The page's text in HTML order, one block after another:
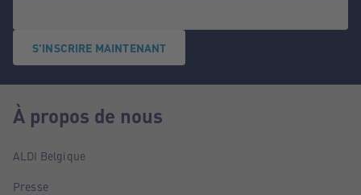
S'INSCRIRE MAINTENANT
À propos de nous
ALDI Belgique
Presse